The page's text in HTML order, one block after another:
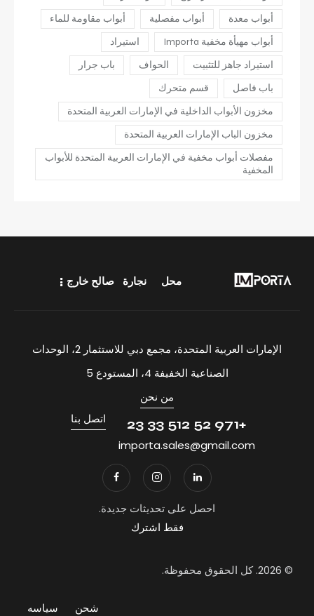
أبواب معدة
أبواب مفصلية
أبواب مقاومة للماء
أبواب مهيأة مخفية Importa
استيراد
استيراد جاهز للتثبيت
الحواف
باب جرار
باب فاصل
قسم متحرك
مخزون الأبواب الداخلية في الإمارات العربية المتحدة
مخزون الباب الإمارات العربية المتحدة
مفصلات أبواب مخفية في الإمارات العربية المتحدة للأبواب
المخفية
محل نجارة صالح خارج
الإمارات العربية المتحدة، مجمع دبي للاستثمار 2، الوحدات
الصناعية الخفيفة 4، المستودع 5
من نحن
+971 52 512 33 23
importa.sales@gmail.com
اتصل بنا
احصل على تحديثات جديدة.
فقط اشترك
© 2026. كل الحقوق محفوظة.
شحن سياسه